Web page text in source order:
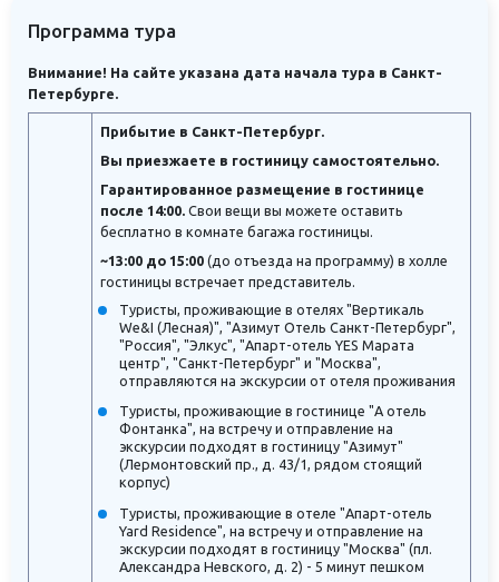
Программа тура
Внимание! На сайте указана дата начала тура в Санкт-
Петербурге.
Прибытие в Санкт-Петербург.
Вы приезжаете в гостиницу самостоятельно.
Гарантированное размещение в гостинице
после 14:00. Свои вещи вы можете оставить
бесплатно в комнате багажа гостиницы.
~13:00 до 15:00 (до отъезда на программу) в холле
гостиницы встречает представитель.
Туристы, проживающие в отелях "Вертикаль
We&I (Лесная)", "Азимут Отель Санкт-Петербург",
"Россия", "Элкус", "Апарт-отель YES Марата
центр", "Санкт-Петербург" и "Москва",
отправляются на экскурсии от отеля проживания
Туристы, проживающие в гостинице "А отель
Фонтанка", на встречу и отправление на
экскурсии подходят в гостиницу "Азимут"
(Лермонтовский пр., д. 43/1, рядом стоящий
корпус)
Туристы, проживающие в отеле "Апарт-отель
Yard Residence", на встречу и отправление на
экскурсии подходят в гостиницу "Москва" (пл.
Александра Невского, д. 2) - 5 минут пешком